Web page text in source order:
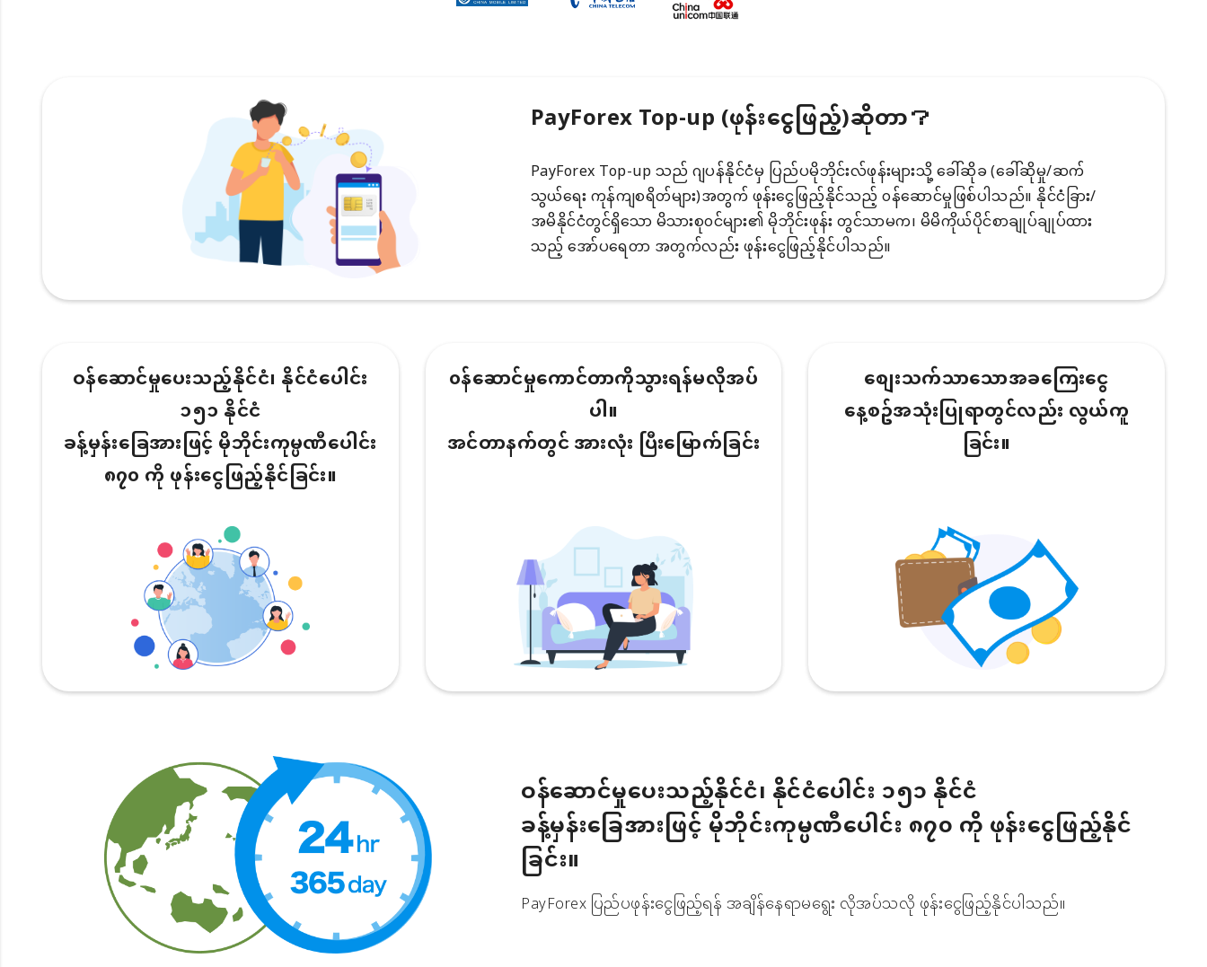
PayForex Top-up (ဖုန်းငွေဖြည့်)ဆိုတာ？
PayForex Top-up သည် ဂျပန်နိုင်ငံမှ ပြည်ပမိုဘိုင်းလ်ဖုန်းများသို့ ခေါ်ဆိုခ (ခေါ်ဆိုမှု/ဆက်
သွယ်ရေး ကုန်ကျစရိတ်များ)အတွက် ဖုန်းငွေဖြည့်နိုင်သည့် ၀န်ဆောင်မှုဖြစ်ပါသည်။ နိုင်ငံခြား/
အမိနိုင်ငံတွင်ရှိသော မိသားစု၀င်များ၏ မိုဘိုင်းဖုန်း တွင်သာမက၊ မိမိကိုယ်ပိုင်စာချုပ်ချုပ်ထား
သည့် အော်ပရေတာ အတွက်လည်း ဖုန်းငွေဖြည့်နိုင်ပါသည်။
ဝန်ဆောင်မှုပေးသည့်နိုင်ငံ၊ နိုင်ငံပေါင်း
၁၅၁ နိုင်ငံ
ခန့်မှန်းခြေအားဖြင့် မိုဘိုင်းကုမ္ပဏီပေါင်း
၈၇၀ ကို ဖုန်းငွေဖြည့်နိုင်ခြင်း။
၀န်ဆောင်မှုကောင်တာကိုသွားရန်မလိုအပ်
ပါ။
အင်တာနက်တွင် အားလုံး ပြီးမြောက်ခြင်း
စျေးသက်သာသောအခကြေးငွေ
နေ့စဥ်အသုံးပြုရာတွင်လည်း လွယ်ကူ
ခြင်း။
ဝန်ဆောင်မှုပေးသည့်နိုင်ငံ၊ နိုင်ငံပေါင်း ၁၅၁ နိုင်ငံ
ခန့်မှန်းခြေအားဖြင့် မိုဘိုင်းကုမ္ပဏီပေါင်း ၈၇၀ ကို ဖုန်းငွေဖြည့်နိုင်
ခြင်း။
PayForex ပြည်ပဖုန်းငွေဖြည့်ရန် အချိန်နေရာမရွေး လိုအပ်သလို ဖုန်းငွေဖြည့်နိုင်ပါသည်။